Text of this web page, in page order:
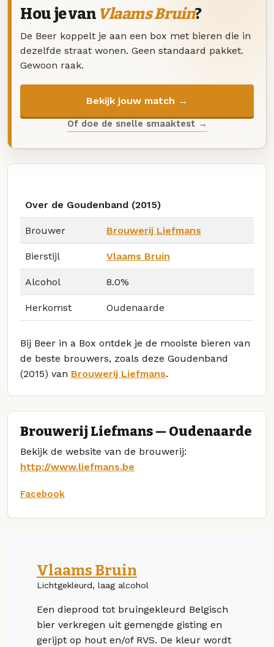
Hou je van Vlaams Bruin?
De Beer koppelt je aan een box met bieren die in
dezelfde straat wonen. Geen standaard pakket.
Gewoon raak.
Bekijk jouw match →
Of doe de snelle smaaktest →
Over de Goudenband (2015)
Brouwer Brouwerij Liefmans
Bierstijl Vlaams Bruin
Alcohol 8.0%
Herkomst Oudenaarde
Bij Beer in a Box ontdek je de mooiste bieren van
de beste brouwers, zoals deze Goudenband
(2015) van Brouwerij Liefmans.
Brouwerij Liefmans — Oudenaarde
Bekijk de website van de brouwerij:
http://www.liefmans.be
Facebook
Vlaams Bruin
Lichtgekleurd, laag alcohol
Een dieprood tot bruingekleurd Belgisch
bier verkregen uit gemengde gisting en
gerijpt op hout en/of RVS. De kleur wordt